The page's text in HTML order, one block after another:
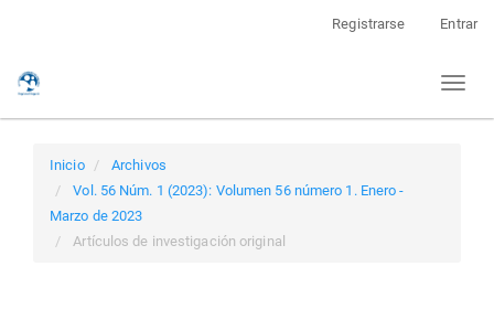
Registrarse Entrar
Toggle
Inicio
Archivos
Vol. 56 Núm. 1 (2023): Volumen 56 número 1. Enero -
Marzo de 2023
Artículos de investigación original